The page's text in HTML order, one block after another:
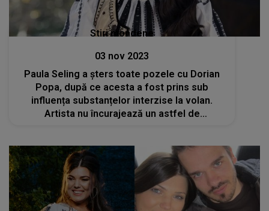
Stiri mondene
03 nov 2023
Paula Seling a șters toate pozele cu Dorian
Popa, după ce acesta a fost prins sub
influența substanțelor interzise la volan.
Artista nu încurajează un astfel de